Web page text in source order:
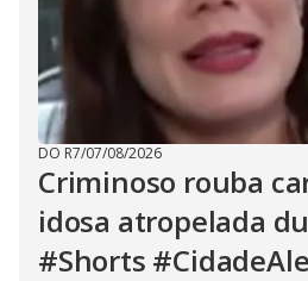
DO R7/07/08/2026
Criminoso rouba
idosa atropelada
#Shorts